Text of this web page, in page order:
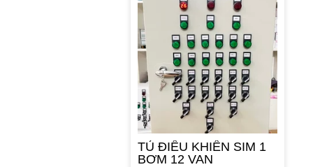
TỦ ĐIỀU KHIỂN SIM 1
BƠM 12 VAN